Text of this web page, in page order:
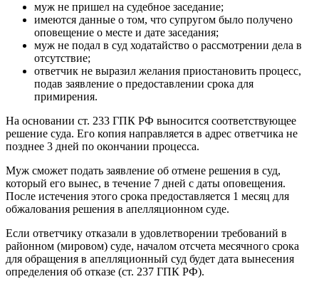
муж не пришел на судебное заседание;
имеются данные о том, что супругом было получено
оповещение о месте и дате заседания;
муж не подал в суд ходатайство о рассмотрении дела в
отсутствие;
ответчик не выразил желания приостановить процесс,
подав заявление о предоставлении срока для
примирения.
На основании ст. 233 ГПК РФ выносится соответствующее
решение суда. Его копия направляется в адрес ответчика не
позднее 3 дней по окончании процесса.
Муж сможет подать заявление об отмене решения в суд,
который его вынес, в течение 7 дней с даты оповещения.
После истечения этого срока предоставляется 1 месяц для
обжалования решения в апелляционном суде.
Если ответчику отказали в удовлетворении требований в
районном (мировом) суде, началом отсчета месячного срока
для обращения в апелляционный суд будет дата вынесения
определения об отказе (ст. 237 ГПК РФ).